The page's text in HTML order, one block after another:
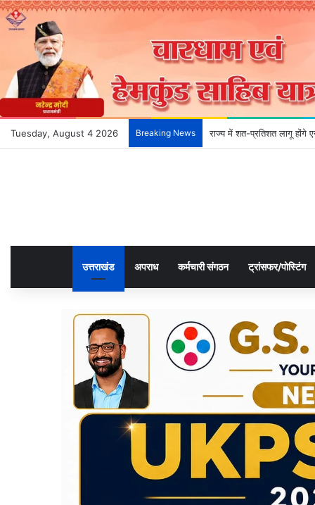
Tuesday, August 4 2026 Breaking News राज्य में शत-प्रतिशत लागू होंगे
उत्तराखंड अपराध कर्मचारी संगठन ट्रांसफर/पोस्टिंग